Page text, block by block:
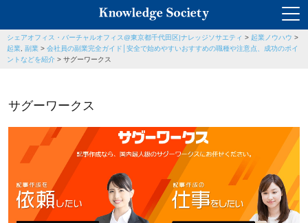
シェアオフィス・バーチャルオフィス@東京都千代田区|ナレッジソサエティ > 起業ノウハウ >
起業
副業 > 会社員の副業完全ガイド│安全で始めやすいおすすめの職種や注意点、成功のポイ
ントなどを紹介 > サグーワークス
サグーワークス